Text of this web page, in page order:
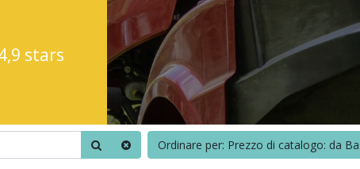
stars
Ordinare per: Prezzo di catalogo: da